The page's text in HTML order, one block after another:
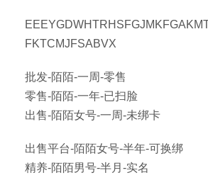
FKTCMJFSABVX
批发-陌陌-一周-零售
零售-陌陌-一年-已扫脸
出售-陌陌女号-一周-未绑卡
出售平台-陌陌女号-半年-可换绑
精养-陌陌男号-半月-实名